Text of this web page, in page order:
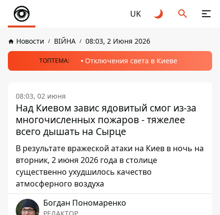
UK
Новости ВІЙНА 08:03, 2 Июня 2026
ТОПТЕМА: Отключения света в Киеве
08:03, 02 июня
Над Киевом завис ядовитый смог из-за
многочисленных пожаров - тяжелее
всего дышать на Сырце
В результате вражеской атаки на Киев в ночь на
вторник, 2 июня 2026 года в столице
существенно ухудшилось качество
атмосферного воздуха
Богдан Пономаренко